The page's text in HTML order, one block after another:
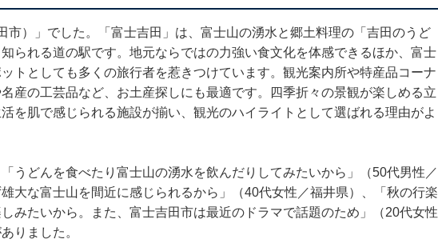
市）」でした。「富士吉田」は、富士山の湧水と郷土料理の「吉田のうど
られる道の駅です。地元ならではの力強い食文化を体感できるほか、富士
トとしても多くの旅行者を惹きつけています。観光案内所や特産品コーナ
産の工芸品など、お土産探しにも最適です。四季折々の景観が楽しめる立
を肌で感じられる施設が揃い、観光のハイライトとして選ばれる理由がよ
うどんを食べたり富士山の湧水を飲んだりしてみたいから」（50代男性／
大な富士山を間近に感じられるから」（40代女性／福井県）、「秋の行楽
みたいから。また、富士吉田市は最近のドラマで話題のため」（20代女性
りました。